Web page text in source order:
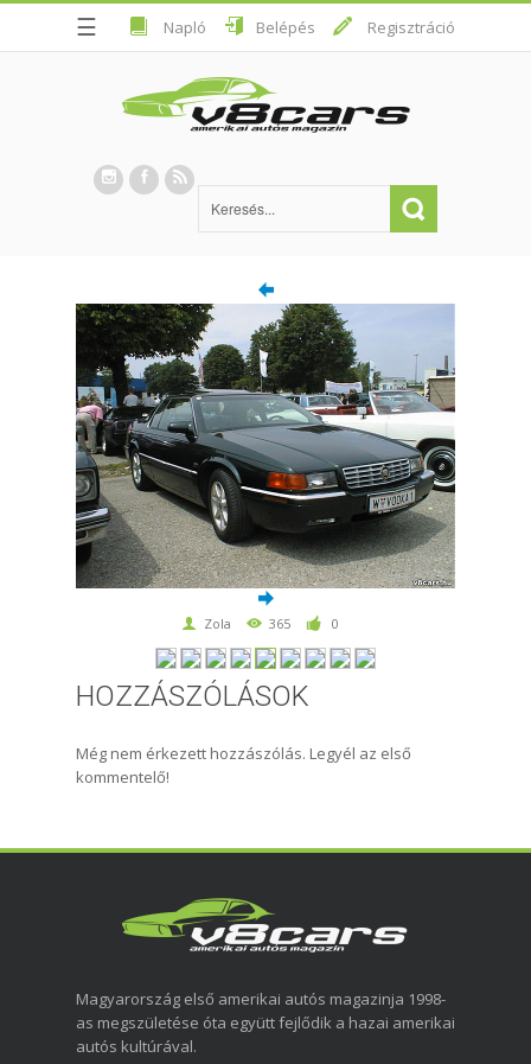
☰ Napló Belépés Regisztráció
Zola 365 0
HOZZÁSZÓLÁSOK
Még nem érkezett hozzászólás. Legyél az első
kommentelő!
Magyarország első amerikai autós magazinja 1998-
as megszületése óta együtt fejlődik a hazai amerikai
autós kultúrával.